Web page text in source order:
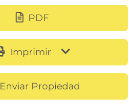
PDF
Imprimir
Enviar Propiedad